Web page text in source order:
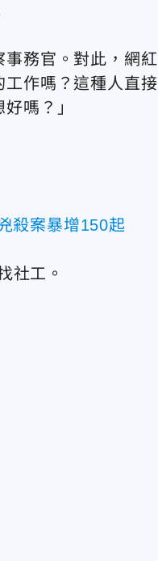
務官。對此，網紅
工作嗎？這種人直接
嗎？」
殺案暴增150起
社工。